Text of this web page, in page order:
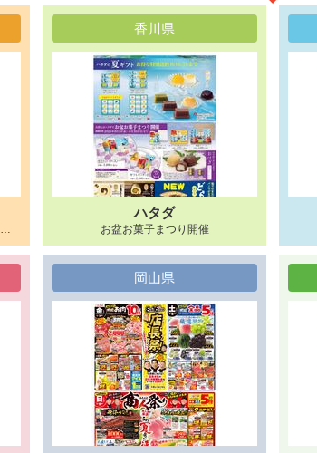
カタヤマ大洲店 ３９ｔｈ ありがとうの気持ちを込めて３９周年キャンペーン開催
香川県
ハタダ
お盆お菓子まつり開催
岡山県